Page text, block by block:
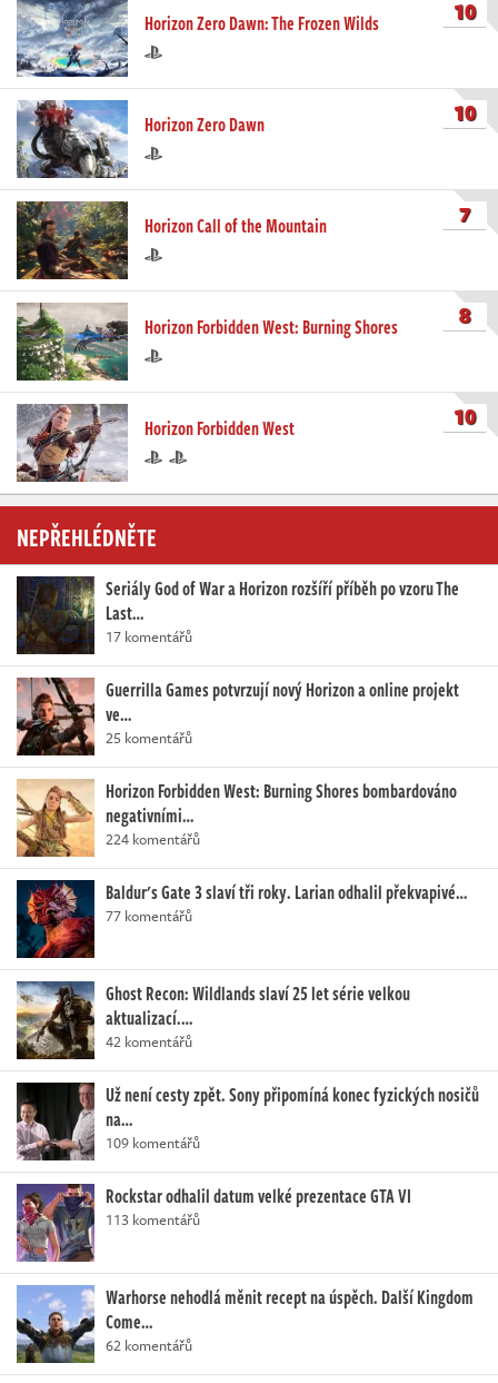
Horizon Zero Dawn: The Frozen Wilds 10
Horizon Zero Dawn 10
Horizon Call of the Mountain 7
Horizon Forbidden West: Burning Shores 8
Horizon Forbidden West 10
NEPŘEHLÉDNĚTE
Seriály God of War a Horizon rozšíří příběh po vzoru The
Last…
17 komentářů
Guerrilla Games potvrzují nový Horizon a online projekt
ve…
25 komentářů
Horizon Forbidden West: Burning Shores bombardováno
negativními…
224 komentářů
Baldur's Gate 3 slaví tři roky. Larian odhalil překvapivé…
77 komentářů
Ghost Recon: Wildlands slaví 25 let série velkou
aktualizací.…
42 komentářů
Už není cesty zpět. Sony připomíná konec fyzických nosičů
na…
109 komentářů
Rockstar odhalil datum velké prezentace GTA VI
113 komentářů
Warhorse nehodlá měnit recept na úspěch. Další Kingdom
Come…
62 komentářů